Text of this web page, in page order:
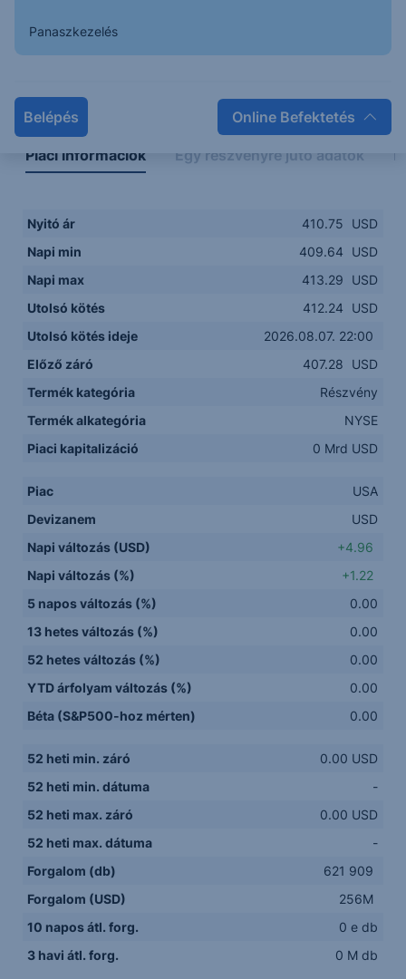
Panaszkezelés
Belépés Online Befektetés
Napon belüli Historikus
Piaci információk Egy részvényre jutó adatok
Nyitó ár 410.75
USD
Napi min
409.64
USD
Napi max
413.29
USD
Utolsó kötés
412.24
USD
Utolsó kötés ideje
2026.08.07. 22:00
Előző záró
407.28
USD
Termék kategória
Részvény
Termék alkategória
NYSE
Piaci kapitalizáció
0 Mrd USD
Piac
USA
Devizanem
USD
Napi változás (USD)
+4.96
Napi változás (%)
+1.22
5 napos változás (%)
0.00
13 hetes változás (%)
0.00
52 hetes változás (%)
0.00
YTD árfolyam változás (%)
0.00
Béta (S&P500-hoz mérten)
0.00
52 heti min. záró
0.00 USD
52 heti min. dátuma
-
52 heti max. záró
0.00 USD
52 heti max. dátuma
-
Forgalom (db)
621 909
Forgalom (USD)
256M
10 napos átl. forg.
0 e db
3 havi átl. forg.
0 M db